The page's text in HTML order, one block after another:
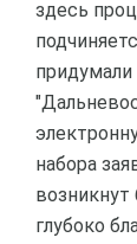
здесь
набора
глубоко